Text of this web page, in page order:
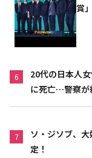
賞
6
20代の日本人
に死亡…警察が
7
ソ・ジソブ、
定！